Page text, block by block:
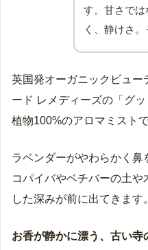
す。甘さで
く、静けさ。
英国発オーガニックビュー
ード レメディーズの「グ
植物100%のアロマミストで
ラベンダーがやわらかく鼻
コパイバやベチバーの土や
した深みが前に出てきます。
お香が静かに漂う、古い